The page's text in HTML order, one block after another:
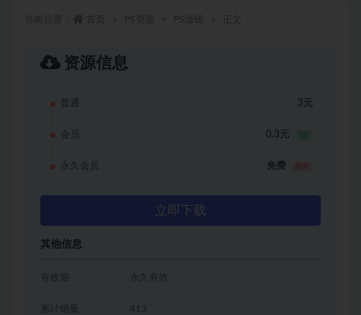
资源信息
普通 3元
会员 0.3元 1折
永久会员 免费
立即下载
其他信息
有效期 永久有效
累计销量 413